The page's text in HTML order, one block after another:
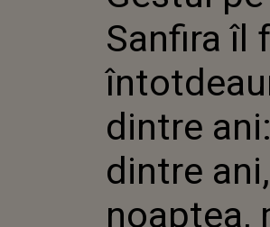
Sanfira îl
dintre
dintre
noaptea,